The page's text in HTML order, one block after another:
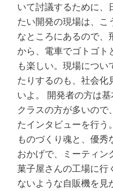
いて討議するために、
たい開発の現場は、こ
なところにあるので、
から、電車でゴトゴト
も楽しい。現場につい
たりするのも、社会化
いよ。 開発者の方は
クラスの方が多いので
たインタビューを行う
ものづくり魂と、優
おかげで、ミーティン
菓子屋さんの工場に行
ないような自販機を見